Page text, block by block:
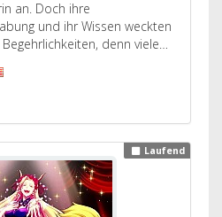
an. Doch ihre
und ihr Wissen weckten
denn viele…
Laufend